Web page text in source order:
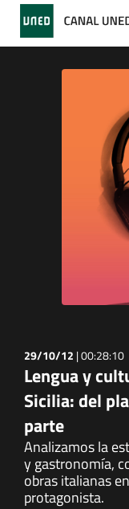
29/10/12 |00:28:10
Lengua y
Sicilia: del
parte
Analizamos la
y gastronomía,
obras italianas
protagonista.